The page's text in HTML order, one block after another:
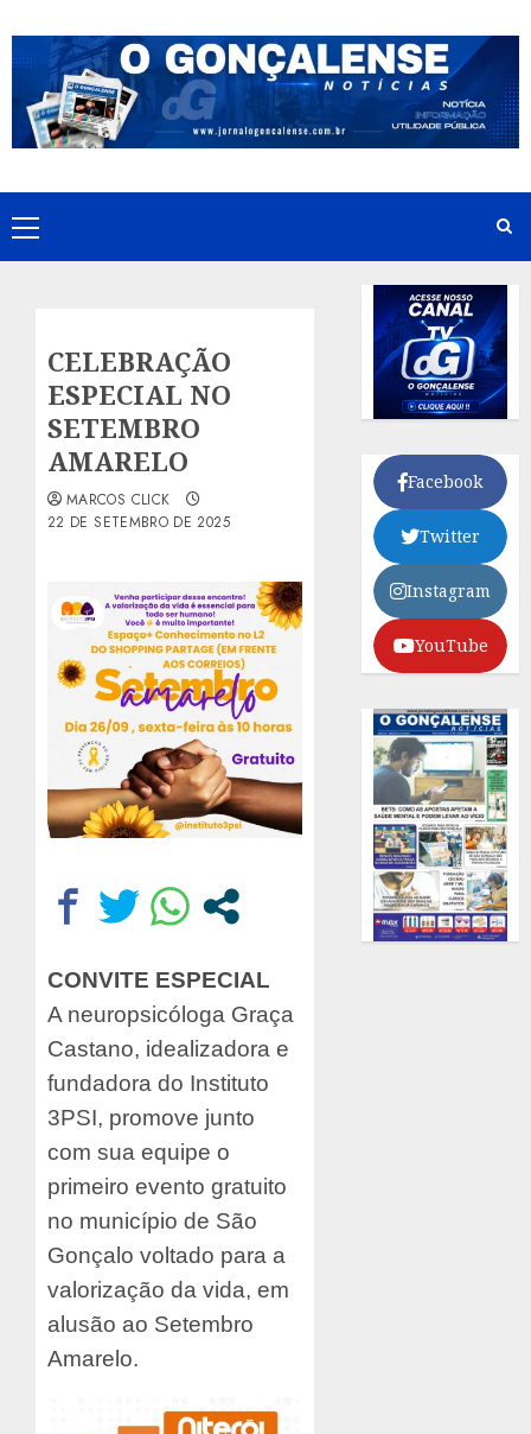
to
content
Primary
Menu
CELEBRAÇÃO
ESPECIAL NO
SETEMBRO
AMARELO
MARCOS CLICK
22 DE SETEMBRO DE 2025
CONVITE ESPECIAL
A neuropsicóloga Graça
Castano, idealizadora e
fundadora do Instituto
3PSI, promove junto
com sua equipe o
primeiro evento gratuito
no município de São
Gonçalo voltado para a
valorização da vida, em
alusão ao Setembro
Amarelo.
Facebook
Twitter
Instagram
YouTube